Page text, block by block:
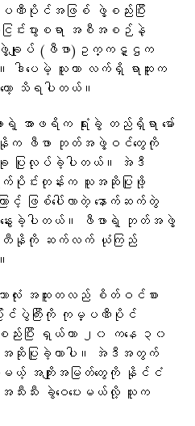
ဏီပိုင်အဖြစ် ဖွဲ့စည်းပြီး
ြင်းပွားစရာ အစီအစဉ်နဲ့
ဖွဲ့ချုပ် (ဖီဖာ)ဥက္ကဋ္ဌက
။ ဒါပေမဲ့ သူဟာ လက်ရှိ ရာထူးက
ာ့ သိရပါတယ်။
ာဖရိက ရုံးခွဲ တည်ရှိရာ မော်
ဖီဖာ ဘုတ်အဖွဲ့ဝင်တွေကို
စ်ခု ပြုလုပ်ခဲ့ပါတယ်။ အဲဒီ
ရက်ပိုင်းတုန်းက သူအဆိုပြုဖို့
ဖြစ်ပေါ်လာတဲ့ နောက်ဆက်တွဲ
ေးခဲ့ပါတယ်။ ဖီဖာရဲ့ ဘုတ်အဖွဲ့
န်တီနိုကို ဆက်လက် ယုံကြည်
အထူးတလည် စိတ်ဝင်စား
ြိုင်ပွဲကြီးကို ကုမ္ပဏီပိုင်
ည်းပြီး ရှယ်ယာ ၂၀ ကနေ ၃၀
အဆိုပြုခဲ့တာပါ။ အဲဒီအတွက်
ာမယ့် အကျိုးအမြတ်တွေကို နိုင်ငံ
သီးသီး ခွဲဝေပေးမယ်လို့ သူက